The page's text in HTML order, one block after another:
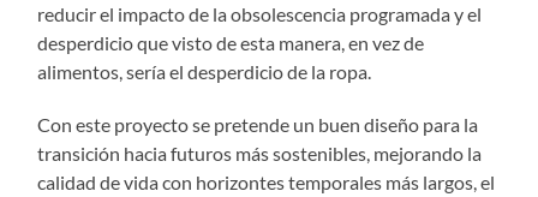
reducir el impacto de la obsolescencia programada y el
desperdicio que visto de esta manera, en vez de
alimentos, sería el desperdicio de la ropa.
Con este proyecto se pretende un buen diseño para la
transición hacia futuros más sostenibles, mejorando la
calidad de vida con horizontes temporales más largos, el